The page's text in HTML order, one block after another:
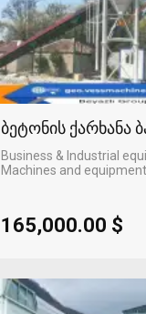
ბეტონის ქარხანა
Business & Industrial
Machines and equipment
165,000.00 $